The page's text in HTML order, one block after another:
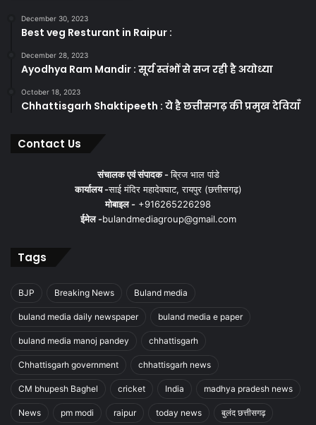
December 30, 2023
Best veg Resturant in Raipur :
December 28, 2023
Ayodhya Ram Mandir : सूर्य स्तंभों से सज रही है अयोध्या
October 18, 2023
Chhattisgarh Shaktipeeth : ये है छत्तीसगढ़ की प्रमुख देवियाँ
Contact Us
संचालक एवं संपादक -ब्रिज भाल पांडे
कार्यालय -साई मंदिर महादेवघाट, रायपुर (छत्तीसगढ़)
मोबाइल - +916265226298
ईमेल -bulandmediagroup@gmail.com
Tags
BJP Breaking News Buland media
buland media daily newspaper buland media e paper
buland media manoj pandey chhattisgarh
Chhattisgarh government chhattisgarh news
CM bhupesh Baghel cricket India madhya pradesh news
News pm modi raipur today news बुलंद छत्तीसगढ़